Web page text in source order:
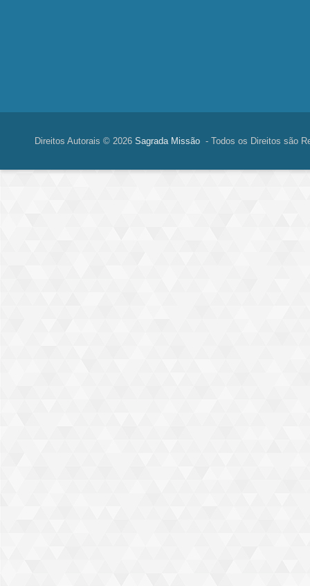
Direitos Autorais © 2026 Sagrada Missão - Todos os Direitos são